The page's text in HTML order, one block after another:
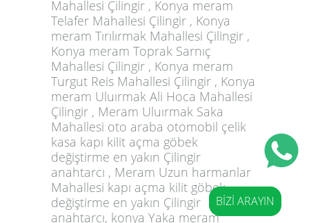
BİZİ ARAYIN